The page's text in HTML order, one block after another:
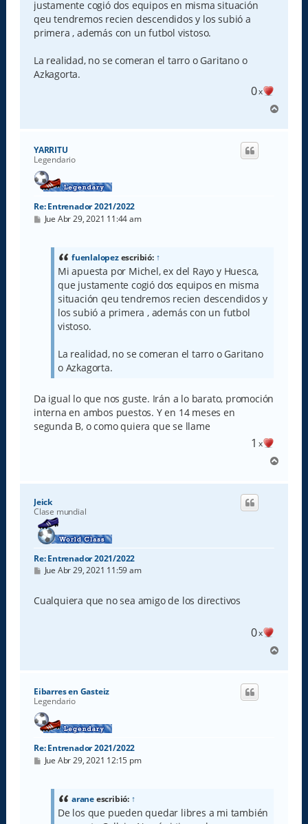
j
e
justamente cogió dos equipos en misma situación
qeu tendremos recien descendidos y los subió a
primera , además con un futbol vistoso.
La realidad, no se comeran el tarro o Garitano o
Azkagorta.
0x
r
YARRITU
Legendario
Re: Entrenador 2021/2022
M
Jue Abr 29, 2021 11:44 am
fuenlalopezescribió: ↑
Mi apuesta por Michel, ex del Rayo y Huesca,
que justamente cogió dos equipos en misma
situación qeu tendremos recien descendidos y
los subió a primera , además con un futbol
vistoso.
La realidad, no se comeran el tarro o Garitano
o Azkagorta.
Da igual lo que nos guste. Irán a lo barato, promoción
interna en ambos puestos. Y en 14 meses en
segunda B, o como quiera que se llame
1 x
r
Jeick
Clase mundial
Re: Entrenador 2021/2022
M
s
a
Jue Abr 29, 2021 11:59 am
Cualquiera que no sea amigo de los directivos
0x
r
Eibarres en Gasteiz
Legendario
Re: Entrenador 2021/2022
M
Jue Abr 29, 2021 12:15 pm
araneescribió: ↑
De los que pueden quedar libres a mi también